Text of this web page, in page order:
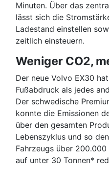
Minuten. Über das
lässt sich die
Ladestand einstellen
zeitlich einsteuern.
Weniger CO2,
Der neue Volvo EX30
Fußabdruck als jedes
Der schwedische
konnte die Emissionen
über den gesamten
Lebenszyklus und so
Fahrzeugs über
auf unter 30 Tonnen*